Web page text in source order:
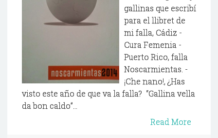
gallinas que escribí
para el llibret de
mi falla, Cádiz -
Cura Femenia -
Puerto Rico, falla
Noscarmientas. -
¡Che nano!, ¿Has
visto este año de que va la falla? “Gallina vella
da bon caldo”...
Read More